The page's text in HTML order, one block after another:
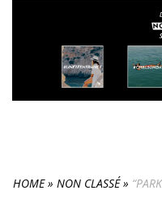
HOME» NON CLASSÉ»